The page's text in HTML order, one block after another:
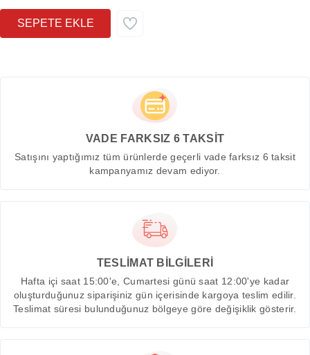
VADE FARKSIZ 6 TAKSİT
Satışını yaptığımız tüm ürünlerde geçerli vade farksız 6 taksit
kampanyamız devam ediyor.
TESLİMAT BİLGİLERİ
Hafta içi saat 15:00'e, Cumartesi günü saat 12:00'ye kadar
oluşturduğunuz siparişiniz gün içerisinde kargoya teslim edilir.
Teslimat süresi bulunduğunuz bölgeye göre değişiklik gösterir.